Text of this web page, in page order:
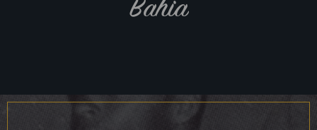
Bahia